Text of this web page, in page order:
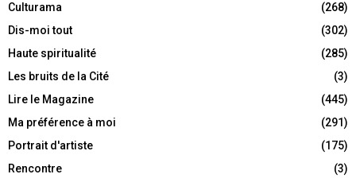
Culturama
(268)
Dis-moi tout
(302)
Haute spiritualité
(285)
Les bruits de la Cité
(3)
Lire le Magazine
(445)
Ma préférence à moi
(291)
Portrait d'artiste
(175)
Rencontre
(3)